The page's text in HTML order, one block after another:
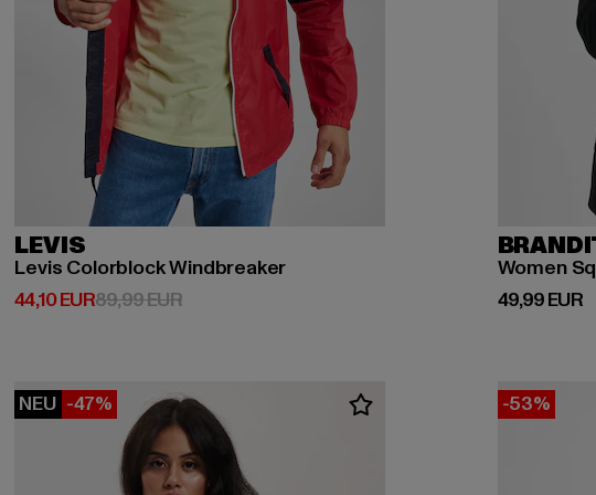
LEVIS
Levis Colorblock Windbreaker
44,10 EUR
Derzeitiger Preis: 44,10 EUR
89,99 EURAktionspreis: 89,99 EUR
Women
49,99 EUR
Derzeitiger
NEU -47% -53%